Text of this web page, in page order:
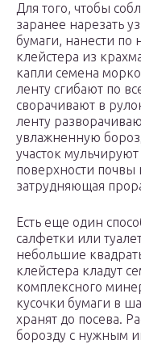
Для того, чтобы
заранее нарезать
бумаги, нанести по
клейстера из
капли семена
ленту сгибают по
сворачивают в
ленту
увлажненную
участок
поверхности почвы
затрудняющая
Есть еще один
салфетки или
небольшие
клейстера кладут
комплексного
кусочки бумаги в
хранят до посева.
борозду с нужным